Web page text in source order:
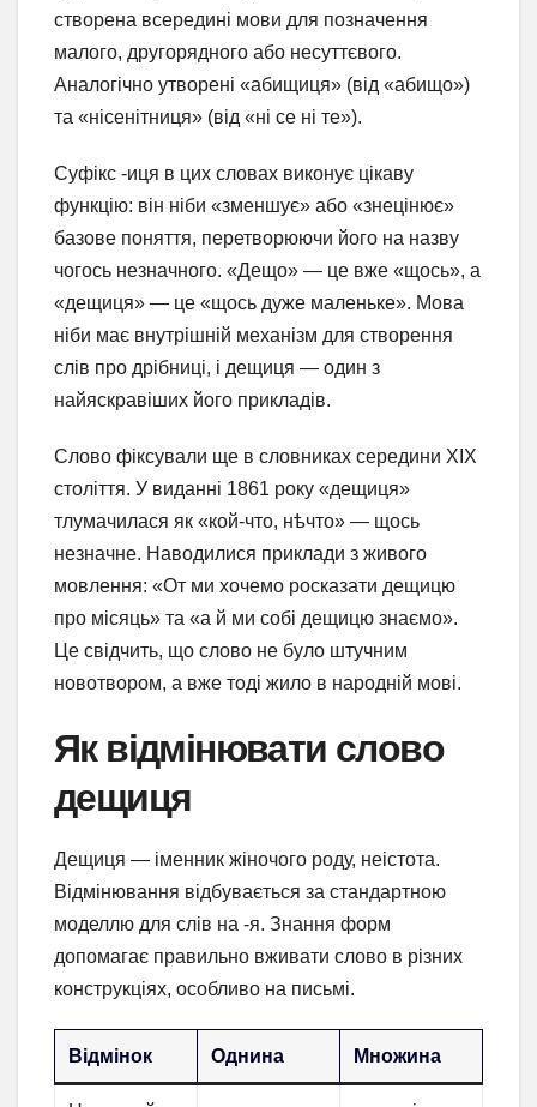
створена всередині мови для позначення
малого, другорядного або несуттєвого.
Аналогічно утворені «абищиця» (від «абищо»)
та «нісенітниця» (від «ні се ні те»).
Суфікс -иця в цих словах виконує цікаву
функцію: він ніби «зменшує» або «знецінює»
базове поняття, перетворюючи його на назву
чогось незначного. «Дещо» — це вже «щось», а
«дещиця» — це «щось дуже маленьке». Мова
ніби має внутрішній механізм для створення
слів про дрібниці, і дещиця — один з
найяскравіших його прикладів.
Слово фіксували ще в словниках середини XIX
століття. У виданні 1861 року «дещиця»
тлумачилася як «кой-что, нѣчто» — щось
незначне. Наводилися приклади з живого
мовлення: «От ми хочемо росказати дещицю
про місяць» та «а й ми собі дещицю знаємо».
Це свідчить, що слово не було штучним
новотвором, а вже тоді жило в народній мові.
Як відмінювати слово
дещиця
Дещиця — іменник жіночого роду, неістота.
Відмінювання відбувається за стандартною
моделлю для слів на -я. Знання форм
допомагає правильно вживати слово в різних
конструкціях, особливо на письмі.
Відмінок Однина Множина